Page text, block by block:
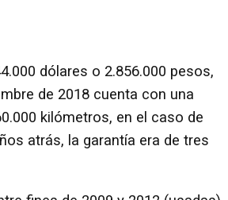
dólares o 2.856.000 pesos,
de 2018 cuenta con una
kilómetros, en el caso de
atrás, la garantía era de tres